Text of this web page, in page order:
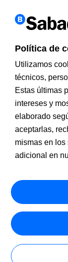
Información a
MIFID
Política de
Utilizamos
técnicos,
Estas últimas
intereses y
elaborado
aceptarlas,
mismas en
adicional en